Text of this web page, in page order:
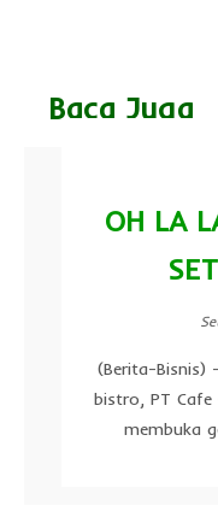
Baca Juga
OH LA
(Berita-Bisnis)
bistro, PT
membuka